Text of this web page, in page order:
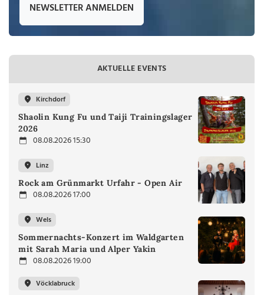
NEWSLETTER ANMELDEN
AKTUELLE EVENTS
Kirchdorf
Shaolin Kung Fu und Taiji Trainingslager
2026
08.08.2026 15:30
Linz
Rock am Grünmarkt Urfahr - Open Air
08.08.2026 17:00
Wels
Sommernachts-Konzert im Waldgarten
mit Sarah Maria und Alper Yakin
08.08.2026 19:00
Vöcklabruck